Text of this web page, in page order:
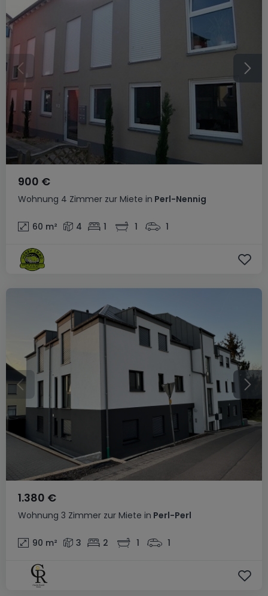
Wohnung 4 Zimmer zur Miete in Perl-Nennig
900 €
60 m² 4 1 1 1
Wohnung 3 Zimmer zur Miete in Perl-Perl
1.380 €
90 m² 3 2 1 1